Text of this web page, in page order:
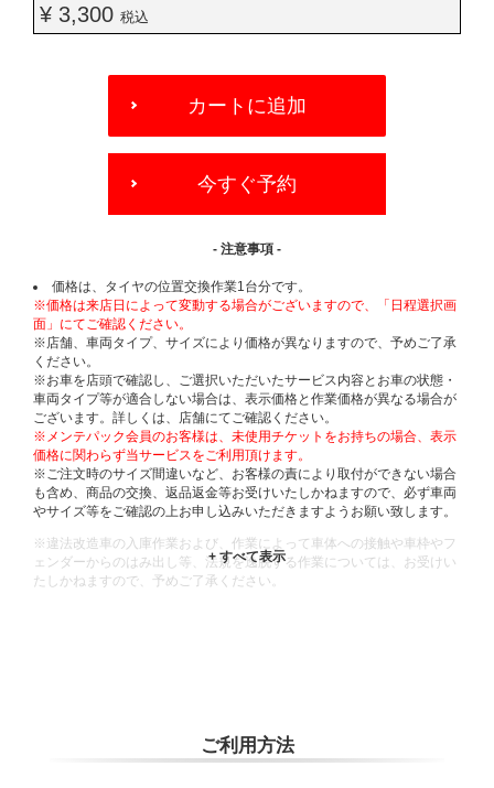
¥ 3,300 税込
OPTIONS
カートに追加
今すぐ予約
- 注意事項 -
価格は、タイヤの位置交換作業1台分です。
※価格は来店日によって変動する場合がございますので、「日程選択画
面」にてご確認ください。
※店舗、車両タイプ、サイズにより価格が異なりますので、予めご了承
ください。
※お車を店頭で確認し、ご選択いただいたサービス内容とお車の状態・
車両タイプ等が適合しない場合は、表示価格と作業価格が異なる場合が
ございます。詳しくは、店舗にてご確認ください。
※メンテパック会員のお客様は、未使用チケットをお持ちの場合、表示
価格に関わらず当サービスをご利用頂けます。
※ご注文時のサイズ間違いなど、お客様の責により取付ができない場合
も含め、商品の交換、返品返金等お受けいたしかねますので、必ず車両
やサイズ等をご確認の上お申し込みいただきますようお願い致します。
※違法改造車の入庫作業および、作業によって車体への接触や車枠やフ
ェンダーからのはみ出し等、法規を逸脱する作業については、お受けい
たしかねますので、予めご了承ください。
ご利用方法